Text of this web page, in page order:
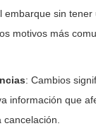
sin tener
motivos más
: Cambios
información que